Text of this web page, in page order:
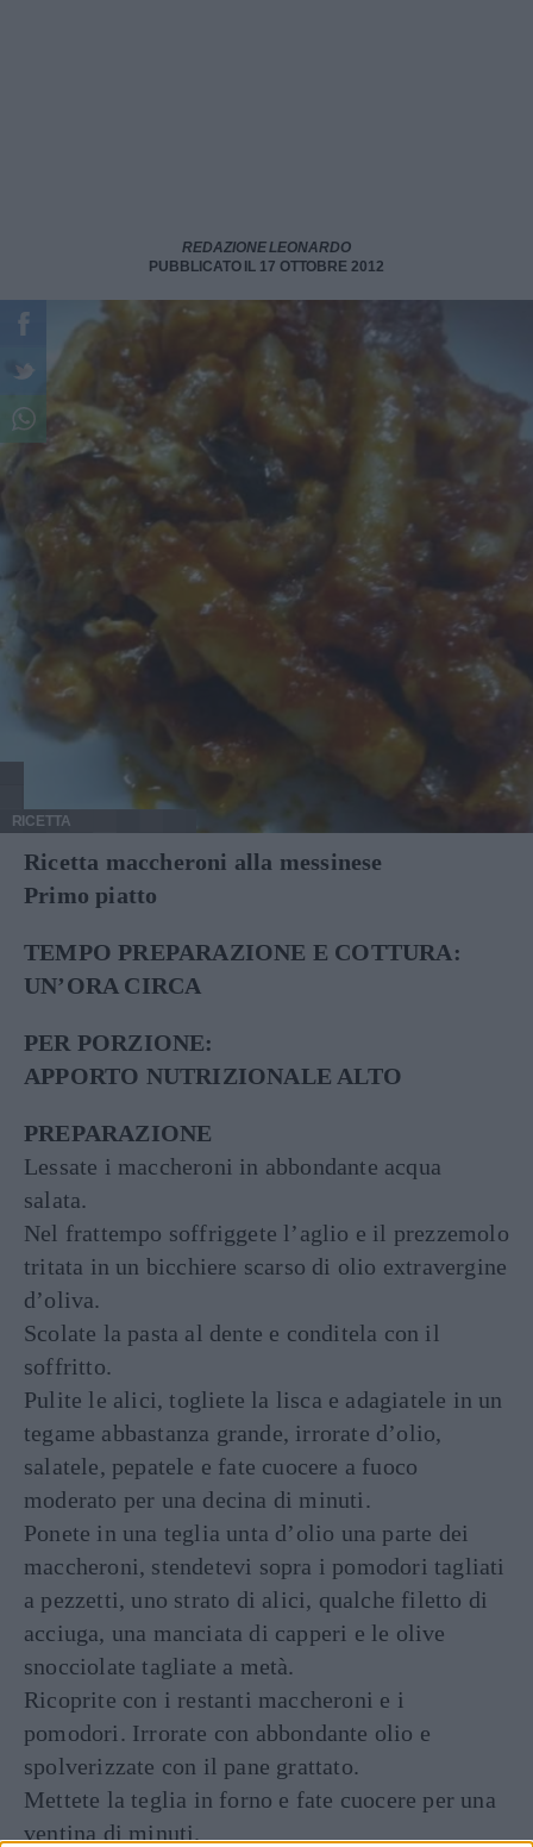
REDAZIONE LEONARDO
PUBBLICATO IL 17 OTTOBRE 2012
RICETTA
Ricetta maccheroni alla messinese
Primo piatto
TEMPO PREPARAZIONE E COTTURA:
UN’ORA CIRCA
PER PORZIONE:
APPORTO NUTRIZIONALE ALTO
PREPARAZIONE
Lessate i maccheroni in abbondante acqua
salata.
Nel frattempo soffriggete l’aglio e il prezzemolo
tritata in un bicchiere scarso di olio extravergine
d’oliva.
Scolate la pasta al dente e conditela con il
soffritto.
Pulite le alici, togliete la lisca e adagiatele in un
tegame abbastanza grande, irrorate d’olio,
salatele, pepatele e fate cuocere a fuoco
moderato per una decina di minuti.
Ponete in una teglia unta d’olio una parte dei
maccheroni, stendetevi sopra i pomodori tagliati
a pezzetti, uno strato di alici, qualche filetto di
acciuga, una manciata di capperi e le olive
snocciolate tagliate a metà.
Ricoprite con i restanti maccheroni e i
pomodori. Irrorate con abbondante olio e
spolverizzate con il pane grattato.
Mettete la teglia in forno e fate cuocere per una
ventina di minuti.